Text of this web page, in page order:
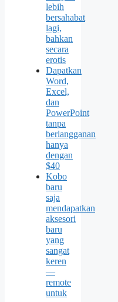
lebih
bersahabat
lagi,
bahkan
secara
erotis
Dapatkan
Word,
Excel,
dan
PowerPoint
tanpa
berlangganan
hanya
dengan
$40
Kobo
baru
saja
mendapatkan
aksesori
baru
yang
sangat
keren
—
remote
untuk